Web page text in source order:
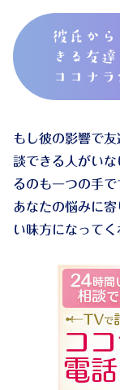
彼氏か
きる友
ココナ
もし彼の影響で
談できる人がい
るのも一つの手
あなたの悩みに
い味方になってく